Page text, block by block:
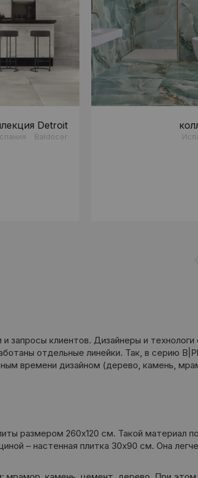
Detroit
Baldocer
запросы клиентов. Дизайнеры и
отдельные линейки. Так, в серию
времени дизайном (дерево, камень,
размером 260x120 см. Такой материал
– настенная плитка 30х90 см. Она